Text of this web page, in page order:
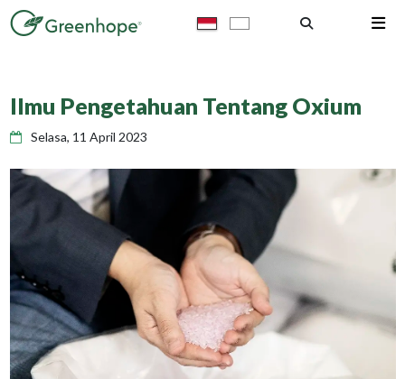
Ilmu Pengetahuan Tentang Oxium
Selasa, 11 April 2023